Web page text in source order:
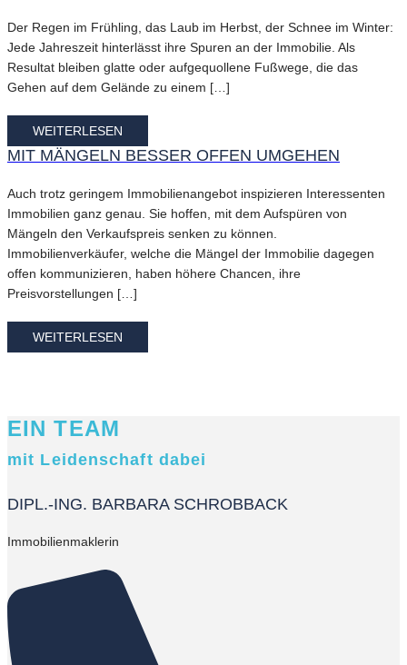
Der Regen im Frühling, das Laub im Herbst, der Schnee im Winter:
Jede Jahreszeit hinterlässt ihre Spuren an der Immobilie. Als
Resultat bleiben glatte oder aufgequollene Fußwege, die das
Gehen auf dem Gelände zu einem […]
WEITERLESEN
MIT MÄNGELN BESSER OFFEN UMGEHEN
Auch trotz geringem Immobilienangebot inspizieren Interessenten
Immobilien ganz genau. Sie hoffen, mit dem Aufspüren von
Mängeln den Verkaufspreis senken zu können.
Immobilienverkäufer, welche die Mängel der Immobilie dagegen
offen kommunizieren, haben höhere Chancen, ihre
Preisvorstellungen […]
WEITERLESEN
EIN TEAM
mit Leidenschaft dabei
DIPL.-ING. BARBARA SCHROBBACK
Immobilienmaklerin